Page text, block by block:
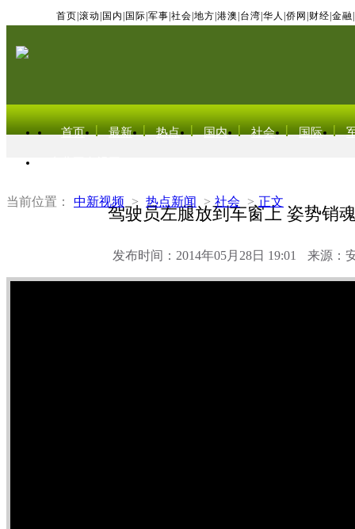
首页 滚动 国内 国际 军事 社会 地方 港澳 台湾 华人 侨网 财经 金融
首页 最新 热点 国内 社会 国际
当前位置： 中新视频 > 热点新闻 > 社会 > 正文
驾驶员左腿放到车窗上 姿势销
发布时间：2014年05月28日 19:01 来源：